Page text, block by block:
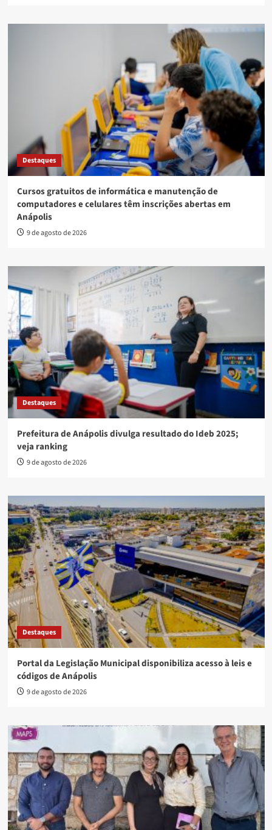
Destaques
Cursos gratuitos de informática e manutenção de
computadores e celulares têm inscrições abertas em
Anápolis
9 de agosto de 2026
Destaques
Prefeitura de Anápolis divulga resultado do Ideb 2025;
veja ranking
9 de agosto de 2026
Destaques
Portal da Legislação Municipal disponibiliza acesso à leis e
códigos de Anápolis
9 de agosto de 2026